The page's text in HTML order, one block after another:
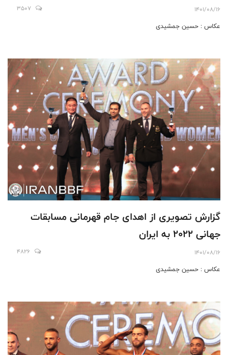
1401/08/16
3507
عکاس : حسین جمشیدی
گزارش تصویری از اهدای جام قهرمانی مسابقات
جهانى ٢٠٢٢ به ایران
1401/08/16
4826
عکاس : حسین جمشیدی